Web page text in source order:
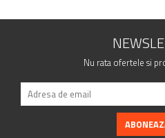
Nu rata ofertele si